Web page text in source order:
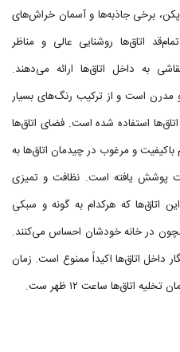
پکن، برخی جاذبه‌ها و آسمان خراش‌های
اتاق‌ها روشنایی عالی و مناظر
به داخل اتاق‌ها ارائه می‌دهند.
مدرن است و از ترکیب رنگ‌های بسیار
استفاده شده‌ است. فضای اتاق‌ها
و مرغوب در چیدمان اتاق‌ها به
پوشش یافته است. نظافت و تمیزی
اتاق‌ها که هرکدام به گونه و سبکی
در خانه خودشان احساس می‌کنند.
داخل اتاق‌ها اکیداً ممنوع است. زمان